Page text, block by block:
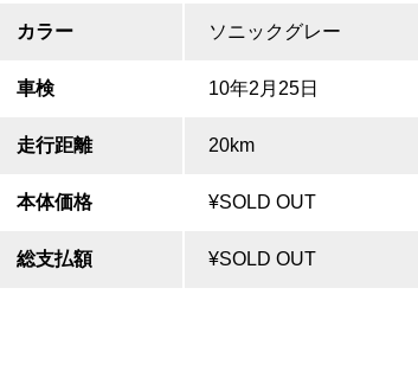
カラー ソニックグレー
車検 10年2月25日
走行距離 20km
本体価格 ¥SOLD OUT
総支払額 ¥SOLD OUT